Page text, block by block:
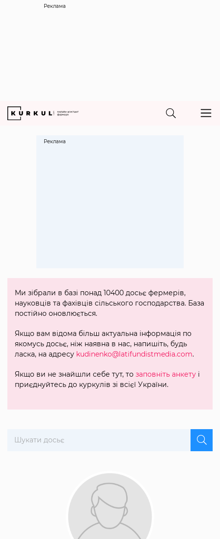
Реклама
Ми зібрали в базі понад 10400 досьє фермерів,
науковців та фахівців сільського господарства. База
постійно оновлюється.
Якщо вам відома більш актуальна інформація по
якомусь досьє, ніж наявна в нас, напишіть, будь
ласка, на адресу kudinenko@latifundistmedia.com.
Якщо ви не знайшли себе тут, то заповніть анкету і
приєднуйтесь до куркулів зі всієї України.
Реклама